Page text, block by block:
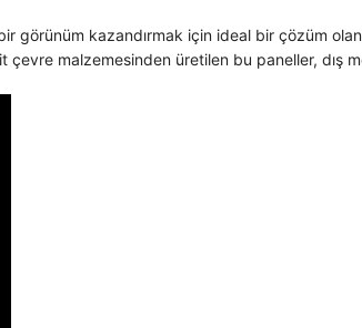
görünüm kazandırmak için ideal bir çözüm
malzemesinden üretilen bu paneller, dış